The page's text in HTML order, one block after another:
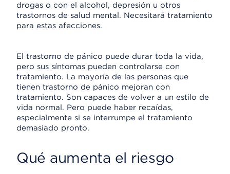
drogas o con el alcohol, depresión u otros
trastornos de salud mental. Necesitará tratamiento
para estas afecciones.
El trastorno de pánico puede durar toda la vida,
pero sus síntomas pueden controlarse con
tratamiento. La mayoría de las personas que
tienen trastorno de pánico mejoran con
tratamiento. Son capaces de volver a un estilo de
vida normal. Pero puede haber recaídas,
especialmente si se interrumpe el tratamiento
demasiado pronto.
Qué aumenta el riesgo